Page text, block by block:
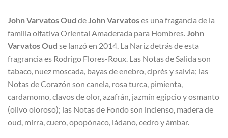
John Varvatos Oud de John Varvatoses una fragancia de la
familia olfativa Oriental Amaderada para Hombres. John
Varvatos Oud se lanzó en 2014. La Nariz detrás de esta
fragrancia es Rodrigo Flores-Roux. Las Notas de Salida son
tabaco, nuez moscada, bayas de enebro, ciprés y salvia; las
Notas de Corazón son canela, rosa turca, pimienta,
cardamomo, clavos de olor, azafrán, jazmín egipcio y osmanto
(olivo oloroso); las Notas de Fondo son incienso, madera de
oud, mirra, cuero, opopónaco, ládano, cedro y ámbar.